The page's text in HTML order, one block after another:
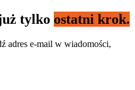
tylko ostatni krok.
adres e-mail w wiadomości,